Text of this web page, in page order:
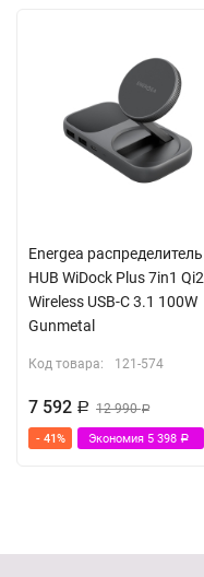
Energea распределитель
HUB WiDock Plus 7in1 Qi2
Wireless USB-C 3.1 100W
Gunmetal
Код товара: 121-574
7 592 Р 12 990Р
- 41% Экономия 5 398 Р